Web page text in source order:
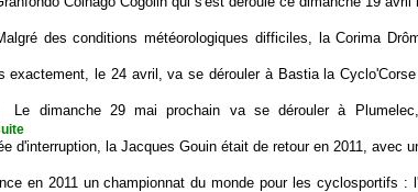
des conditions météorologiques difficiles, la Corima
exactement, le 24 avril, va se dérouler à Bastia la
Le dimanche 29 mai prochain va se dérouler à
d'interruption, la Jacques Gouin était de retour en 2011, avec
en 2011 un championnat du monde pour les cyclosportifs :